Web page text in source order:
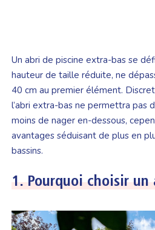
Un abri de piscine extra-bas se
hauteur de taille réduite, ne
40 cm au premier élément.
l’abri extra-bas ne permettra pas
moins de nager en-dessous,
avantages séduisant de plus en
bassins.
1. Pourquoi choisir